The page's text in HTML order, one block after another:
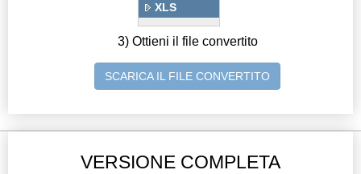
XLS
3) Ottieni il file convertito
SCARICA IL FILE CONVERTITO
VERSIONE COMPLETA